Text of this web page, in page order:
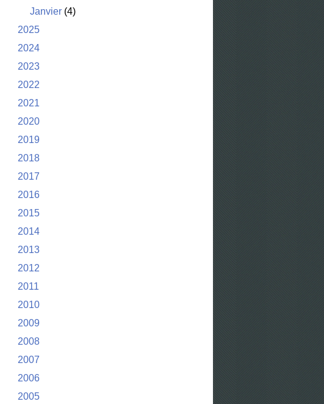
Janvier (4)
2025
2024
2023
2022
2021
2020
2019
2018
2017
2016
2015
2014
2013
2012
2011
2010
2009
2008
2007
2006
2005